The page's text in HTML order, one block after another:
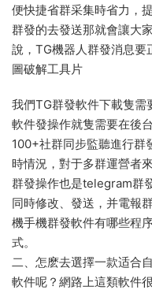
便快捷省群采集時省力，
群發的去發送那就會讓大
說，TG機器人群發消息要
圖破解工具片
我們TG群發軟件下載隻需
軟件發操作就隻需要在後
100+社群同步監聽進行群
時情況，對于多群運營者
群發操作也是telegram群
同時修改、發送，并電報
機手機群發軟件有哪些程
式。
二、怎麽去選擇一款适合
軟件呢？網路上這類軟件